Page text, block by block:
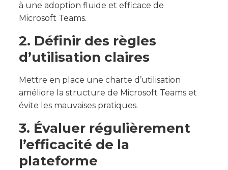
à une adoption fluide et efficace de
Microsoft Teams.
2. Définir des règles
d’utilisation claires
Mettre en place une charte d’utilisation
améliore la structure de Microsoft Teams et
évite les mauvaises pratiques.
3. Évaluer régulièrement
l’efficacité de la
plateforme